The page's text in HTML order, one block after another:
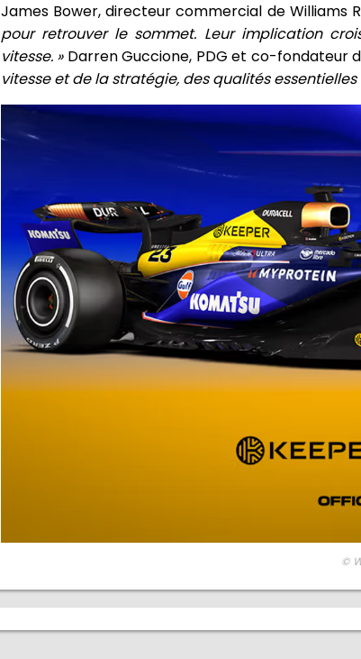
James Bower, directeur commercial de Williams
pour retrouver le sommet. Leur implication
vitesse. »Darren Guccione, PDG et co-fondateur
vitesse et de la stratégie, des qualités
©